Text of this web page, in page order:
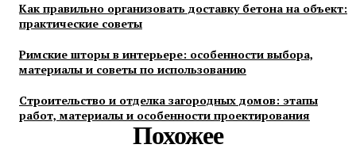
Как правильно организовать доставку бетона на объект:
практические советы
Римские шторы в интерьере: особенности выбора,
материалы и советы по использованию
Строительство и отделка загородных домов: этапы
работ, материалы и особенности проектирования
Похожее